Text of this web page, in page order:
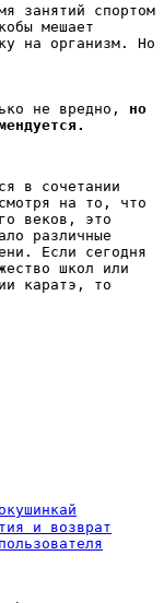
занятий спортом
мешает
на организм. Но
не вредно, но
в сочетании
на то, что
веков, это
различные
Если сегодня
школ или
каратэ, то
и возврат